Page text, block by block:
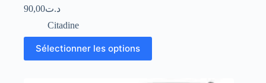
د.ت90,00
Citadine
Sélectionner les options